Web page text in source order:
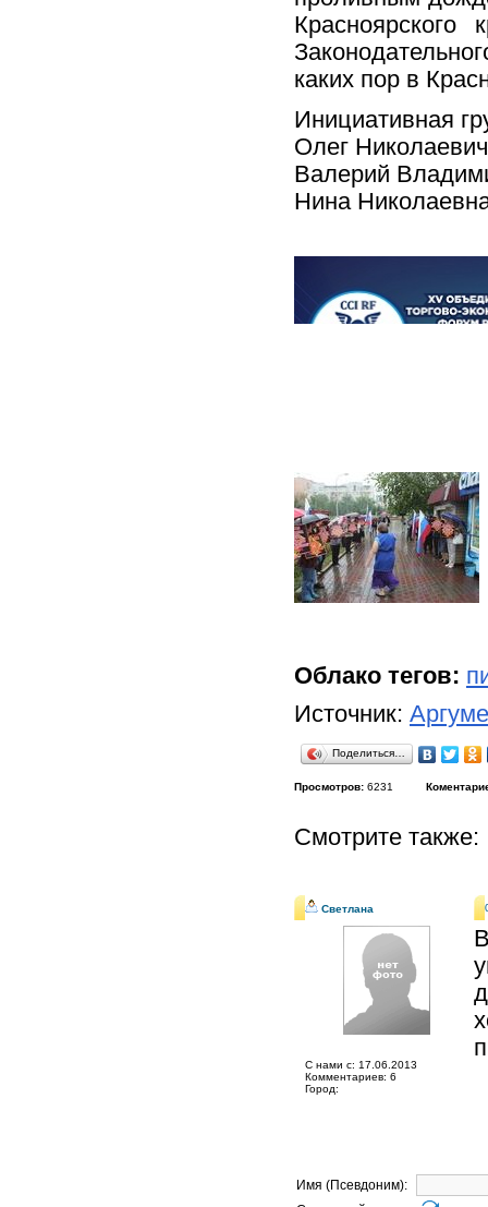
Красноярского
каких пор в
Инициативная
Олег
Валерий
Нина
Облако тегов:
Источник:
Поделиться…
Просмотров: 6231
Смотрите также:
Светлана
C нами с: 17.06.2013
Комментариев: 6
Город:
Имя (Псевдоним):